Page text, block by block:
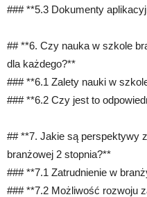
### **5.3 Dokumenty
## **6. Czy nauka w szkole
dla każdego?**
### **6.1 Zalety nauki w
### **6.2 Czy jest to
## **7. Jakie są perspektywy
branżowej 2 stopnia?**
### **7.1 Zatrudnienie w
### **7.2 Możliwość rozwoju